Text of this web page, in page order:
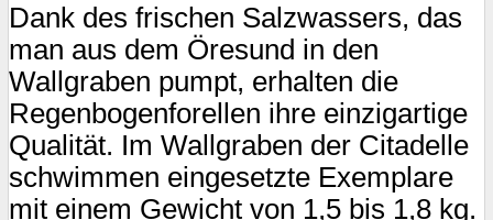
Dank des frischen Salzwassers, das
man aus dem Öresund in den
Wallgraben pumpt, erhalten die
Regenbogenforellen ihre einzigartige
Qualität. Im Wallgraben der Citadelle
schwimmen eingesetzte Exemplare
mit einem Gewicht von 1,5 bis 1,8 kg.